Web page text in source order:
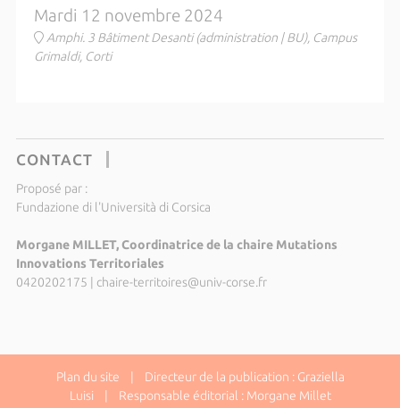
Mardi 12 novembre 2024
Amphi. 3 Bâtiment Desanti (administration | BU), Campus
Grimaldi, Corti
CONTACT
Proposé par :
Fundazione di l'Università di Corsica
Morgane MILLET, Coordinatrice de la chaire Mutations
Innovations Territoriales
0420202175
chaire-territoires@univ-corse.fr
Plan du site | Directeur de la publication : Graziella
Luisi | Responsable éditorial : Morgane Millet